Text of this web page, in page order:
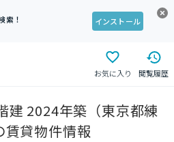
索！
インストール
お気に入り 閲覧履歴
建 2024年築（東京都練
賃貸物件情報